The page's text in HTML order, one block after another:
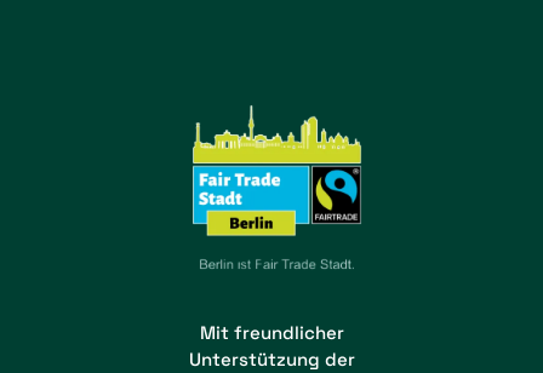
Mit freundlicher
Unterstützung der